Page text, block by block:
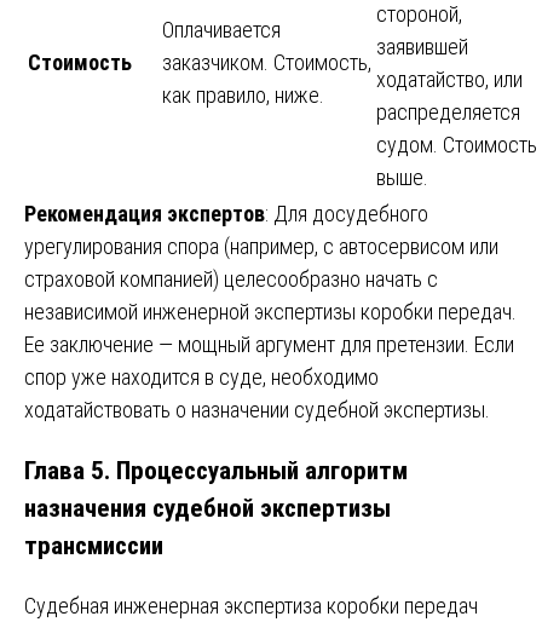
Стоимость
Оплачивается
заказчиком. Стоимость,
как правило, ниже.
стороной,
заявившей
ходатайство, или
распределяется
судом. Стоимость
выше.
Рекомендация экспертов: Для досудебного
урегулирования спора (например, с автосервисом или
страховой компанией) целесообразно начать с
независимой инженерной экспертизы коробки передач.
Ее заключение — мощный аргумент для претензии. Если
спор уже находится в суде, необходимо
ходатайствовать о назначении судебной экспертизы.
Глава 5. Процессуальный алгоритм
назначения судебной экспертизы
трансмиссии
Судебная инженерная экспертиза коробки передач